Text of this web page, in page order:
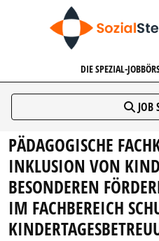
DIE SPEZIAL-
JOB
PÄDAGOGISCHE
INKLUSION VON
BESONDEREN
IM FACHBEREICH